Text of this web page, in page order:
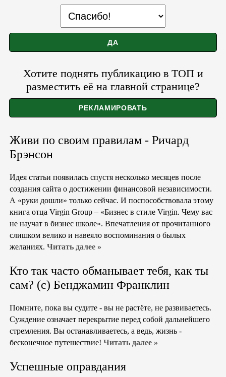
Хотите поднять публикацию в ТОП и
разместить её на главной странице?
Живи по своим правилам - Ричард
Брэнсон
Идея статьи появилась спустя несколько месяцев после
создания сайта о достижении финансовой независимости.
А «руки дошли» только сейчас. И поспособствовала этому
книга отца Virgin Group – «Бизнес в стиле Virgin. Чему вас
не научат в бизнес школе». Впечатления от прочитанного
слишком велико и навеяло воспоминания о былых
желаниях. Читать далее »
Кто так часто обманывает тебя, как ты
сам? (с) Бенджамин Франклин
Помните, пока вы судите - вы не растёте, не развиваетесь.
Суждение означает перекрытие перед собой дальнейшего
стремления. Вы останавливаетесь, а ведь, жизнь -
бесконечное путешествие! Читать далее »
Успешные оправдания